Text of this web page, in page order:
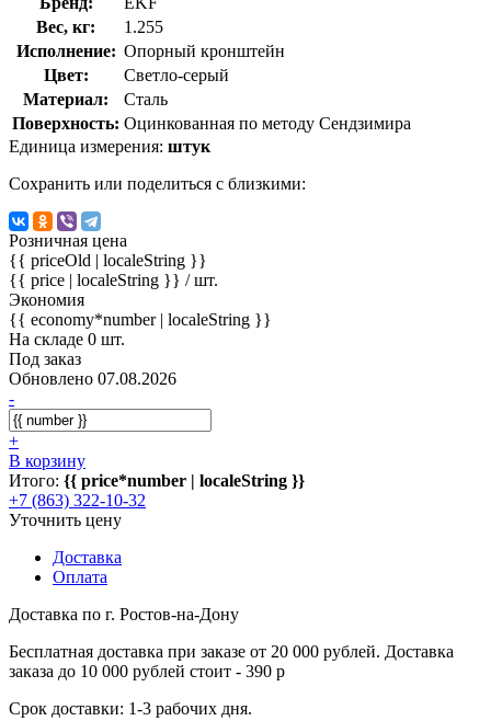
Вес, кг:
1.255
Исполнение: Опорный кронштейн
Цвет:
Светло-серый
Материал:
Сталь
Поверхность: Оцинкованная по методу Сендзимира
Единица измерения: штук
Сохранить или поделиться с близкими:
Розничная цена
{{ priceOld | localeString }}
{{ price | localeString }} / шт.
Экономия
{{ economy*number | localeString }}
На складе 0 шт.
Под заказ
Обновлено 07.08.2026
-
+
В корзину
Итого: {{ price*number | localeString }}
+7 (863) 322-10-32
Уточнить цену
Доставка
Оплата
Доставка по г. Ростов-на-Дону
Бесплатная доставка при заказе от 20 000 рублей. Доставка
заказа до 10 000 рублей стоит - 390 р
Срок доставки: 1-3 рабочих дня.